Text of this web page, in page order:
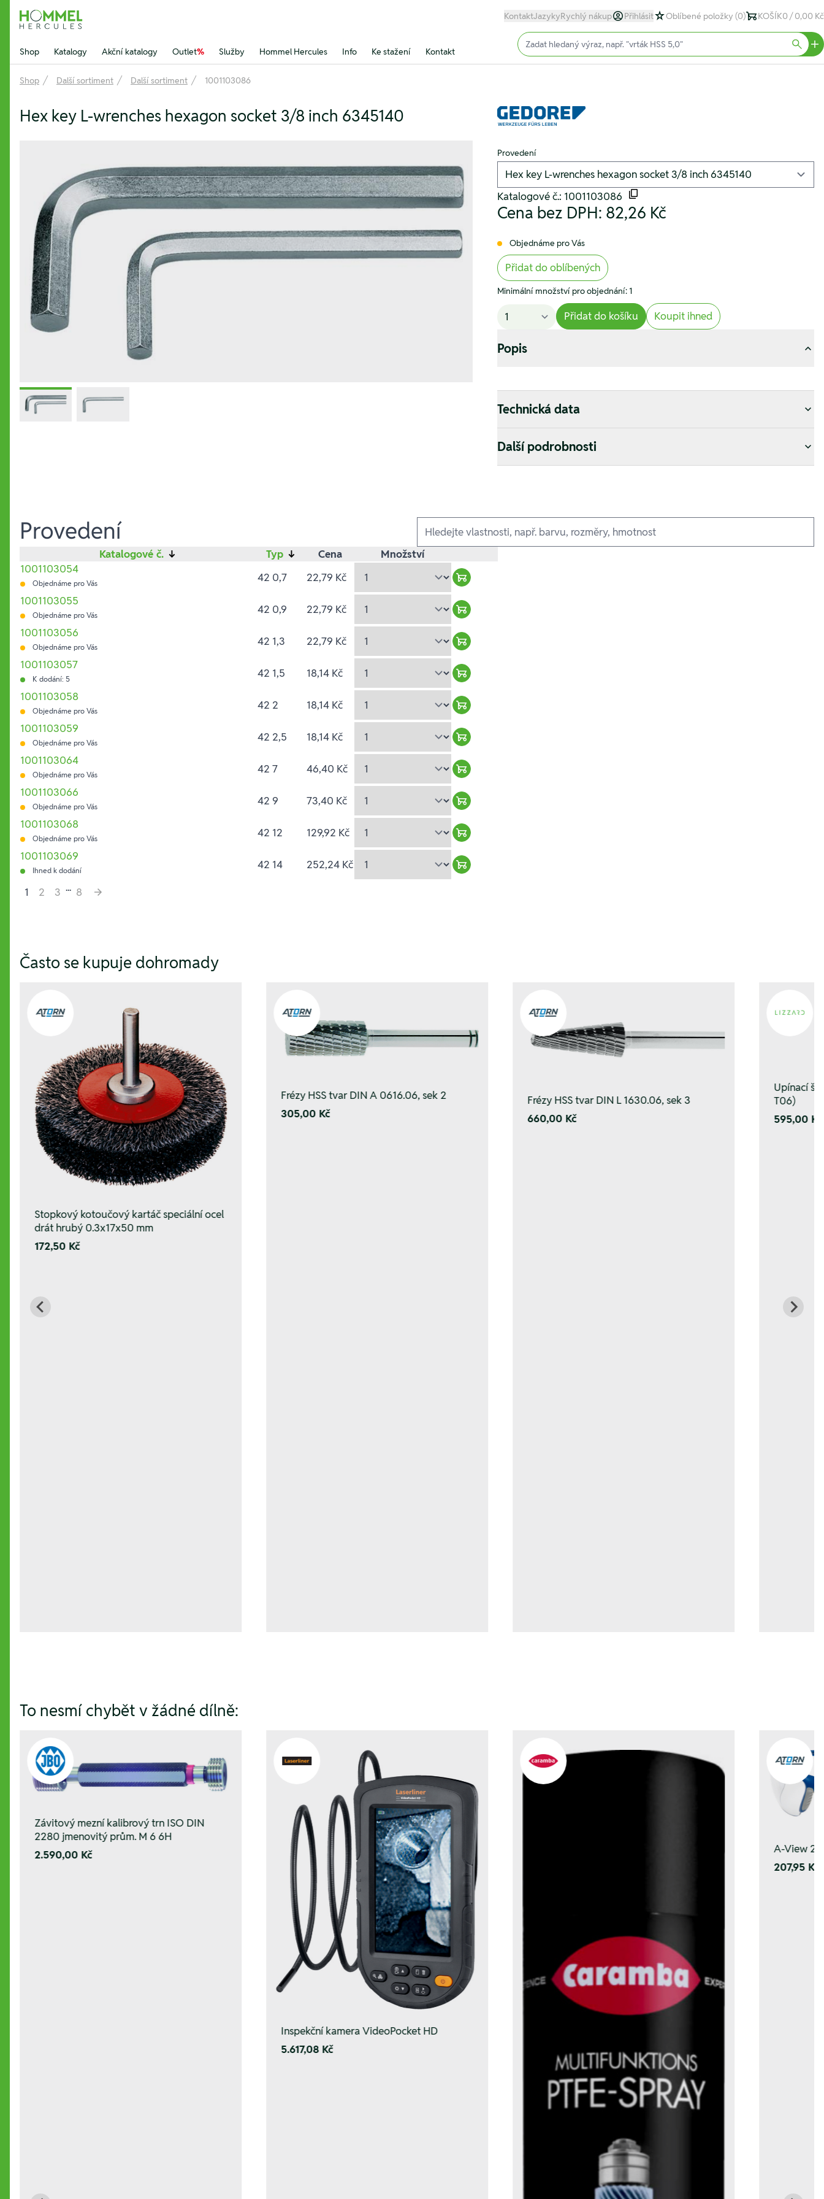
Hommel Hercules
KontaktJazykyRychlý nákup Přihlásit Oblíbené položky (0) KOŠÍK0 / 0,00 Kč
Shop Katalogy Akční katalogy Outlet% Služby Hommel Hercules Info Ke stažení Kontakt
Input (text)
Shop Další sortiment Další sortiment 1001103086
Hex key L-wrenches hexagon socket 3/8 inch 6345140
Provedení
Katalogové č.: 1001103086
Cena bez DPH: 82,26 Kč
Objednáme pro Vás
Přidat do oblíbených
Minimální množství pro objednání: 1
Přidat do košíku Koupit ihned
Popis
Technická data
Další podrobnosti
Provedení Ausführungen
Katalogové č. ↓ Typ ↓ Cena
Množství
1001103054
Objednáme pro Vás 42 0,7 22,79 Kč
Warenkorb hinzufügen
1001103055
Objednáme pro Vás 42 0,9 22,79 Kč
Warenkorb hinzufügen
1001103056
Objednáme pro Vás 42 1,3 22,79 Kč
Warenkorb hinzufügen
1001103057
K dodání: 5 42 1,5 18,14 Kč
Warenkorb hinzufügen
1001103058
Objednáme pro Vás 42 2 18,14 Kč
Warenkorb hinzufügen
1001103059
Objednáme pro Vás 42 2,5 18,14 Kč
Warenkorb hinzufügen
1001103064
Objednáme pro Vás 42 7 46,40 Kč
Warenkorb hinzufügen
1001103066
Objednáme pro Vás 42 9 73,40 Kč
Warenkorb hinzufügen
1001103068
Objednáme pro Vás 42 12 129,92 Kč
Warenkorb hinzufügen
1001103069
Ihned k dodání 42 14 252,24 Kč
Warenkorb hinzufügen
1
2 3 ... 8
Často se kupuje dohromady
Stopkový kotoučový kartáč speciální ocel
drát hrubý 0.3x17x50 mm
172,50 Kč
Frézy HSS tvar DIN A 0616.06, sek 2
305,00 Kč
Frézy HSS tvar DIN L 1630.06, sek 3
660,00 Kč
Upínací
T06)
595,00 Kč
To nesmí chybět v žádné dílně:
Závitový mezní kalibrový trn ISO DIN
2280 jmenovitý prům. M 6 6H
2.590,00 Kč
Inspekční kamera VideoPocket HD
5.617,08 Kč
A-View 2
207,95 Kč